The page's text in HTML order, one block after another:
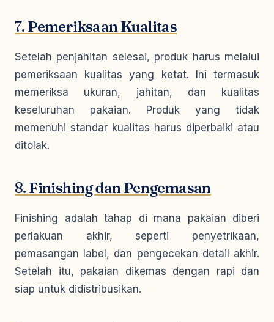
7. Pemeriksaan Kualitas
Setelah penjahitan selesai, produk harus melalui
pemeriksaan kualitas yang ketat. Ini termasuk
memeriksa ukuran, jahitan, dan kualitas
keseluruhan pakaian. Produk yang tidak
memenuhi standar kualitas harus diperbaiki atau
ditolak.
8. Finishing dan Pengemasan
Finishing adalah tahap di mana pakaian diberi
perlakuan akhir, seperti penyetrikaan,
pemasangan label, dan pengecekan detail akhir.
Setelah itu, pakaian dikemas dengan rapi dan
siap untuk didistribusikan.